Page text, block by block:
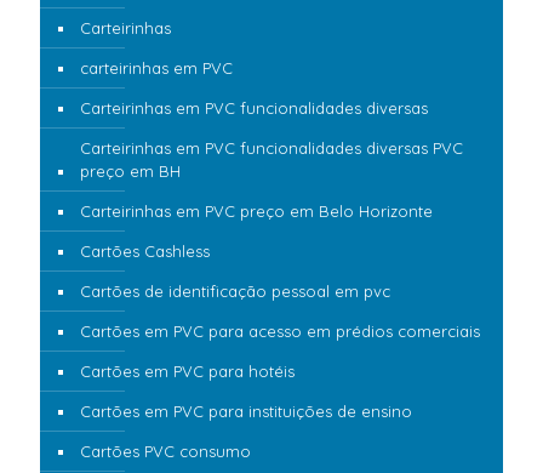
Carteirinhas
carteirinhas em PVC
Carteirinhas em PVC funcionalidades diversas
Carteirinhas em PVC funcionalidades diversas PVC
preço em BH
Carteirinhas em PVC preço em Belo Horizonte
Cartões Cashless
Cartões de identificação pessoal em pvc
Cartões em PVC para acesso em prédios comerciais
Cartões em PVC para hotéis
Cartões em PVC para instituições de ensino
Cartões PVC consumo